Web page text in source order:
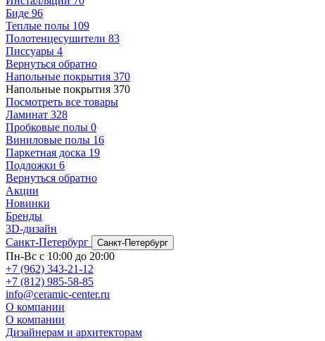
Биде 96
Теплые полы 109
Полотенцесушители 83
Писсуары 4
Вернуться обратно
Напольные покрытия 370
Напольные покрытия 370
Посмотреть все товары
Ламинат 328
Пробковые полы 0
Виниловые полы 16
Паркетная доска 19
Подложки 6
Вернуться обратно
Акции
Новинки
Бренды
3D-дизайн
Санкт-Петербург
Санкт-Петербург
Пн-Вс с 10:00 до 20:00
+7 (962) 343-21-12
+7 (812) 985-58-85
info@ceramic-center.ru
О компании
О компании
Дизайнерам и архитекторам